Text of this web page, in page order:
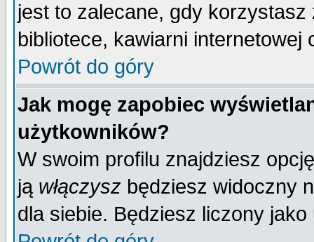
jest to zalecane, gdy
bibliotece, kawiarni internetowej
Powrót do góry
Jak mogę zapobiec
użytkowników?
W swoim profilu znajdziesz
ją włączysz będziesz widoczny
dla siebie. Będziesz liczony